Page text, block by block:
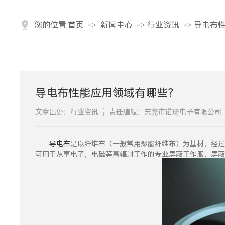
您的位置:首页 ->新闻中心 ->行业资讯 ->导电布
导电布性能应用领域有哪些？
文章出处：行业资讯 责任编辑：东莞市诺琦电子有限公司
导电布是以纤维布（一般常用聚酯纤维布）为基材，经
可用于从事电子，电磁等高辐射工作的专业屏蔽工作服，屏